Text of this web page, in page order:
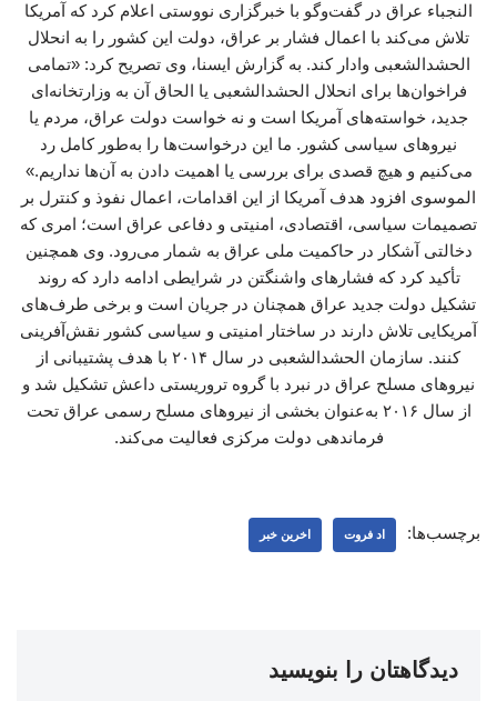
النجباء عراق در گفت‌وگو با خبرگزاری نووستی اعلام کرد که آمریکا
تلاش می‌کند با اعمال فشار بر عراق، دولت این کشور را به انحلال
الحشدالشعبی وادار کند. به گزارش ایسنا، وی تصریح کرد: «تمامی
فراخوان‌ها برای انحلال الحشدالشعبی یا الحاق آن به وزارتخانه‌ای
جدید، خواسته‌های آمریکا است و نه خواست دولت عراق، مردم یا
نیروهای سیاسی کشور. ما این درخواست‌ها را به‌طور کامل رد
می‌کنیم و هیچ قصدی برای بررسی یا اهمیت دادن به آن‌ها نداریم.»
الموسوی افزود هدف آمریکا از این اقدامات، اعمال نفوذ و کنترل بر
تصمیمات سیاسی، اقتصادی، امنیتی و دفاعی عراق است؛ امری که
دخالتی آشکار در حاکمیت ملی عراق به شمار می‌رود. وی همچنین
تأکید کرد که فشارهای واشنگتن در شرایطی ادامه دارد که روند
تشکیل دولت جدید عراق همچنان در جریان است و برخی طرف‌های
آمریکایی تلاش دارند در ساختار امنیتی و سیاسی کشور نقش‌آفرینی
کنند. سازمان الحشدالشعبی در سال ۲۰۱۴ با هدف پشتیبانی از
نیروهای مسلح عراق در نبرد با گروه تروریستی داعش تشکیل شد و
از سال ۲۰۱۶ به‌عنوان بخشی از نیروهای مسلح رسمی عراق تحت
فرماندهی دولت مرکزی فعالیت می‌کند.
برچسب‌ها: اد فروت اخرین خبر
دیدگاهتان را بنویسید